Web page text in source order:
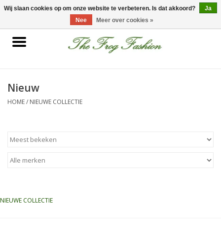
0 Artikelen - €0,00
Home
Nieuwe collectie
Accessoires
Nieuw
HOME/ NIEUWE COLLECTIE
NIEUWE COLLECTIE
Wij slaan cookies op om onze website te verbeteren. Is dat akkoord?
Ja
Nee
Meer over cookies »